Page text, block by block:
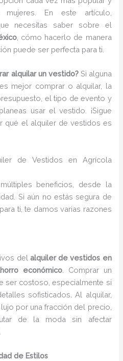
mujeres. En este artículo,
necesitas saber sobre el
, cómo hacerlo de manera
puede ser perfecta para ti.
alquilar un vestido?Si alguna
mejor comprar o alquilar, la
el tipo de evento y
usar el vestido. ¡Sigue
qué el alquiler de vestidos es
de Vestidos en Agrícola
beneficios, desde la
Si aún no estás segura de
ti, te damos varias razones
del alquiler de vestidos en
económico. Comprar un
ser costoso, especialmente si
sofisticados. Al alquilar,
por una fracción del precio,
de la moda sin afectar
de Estilos